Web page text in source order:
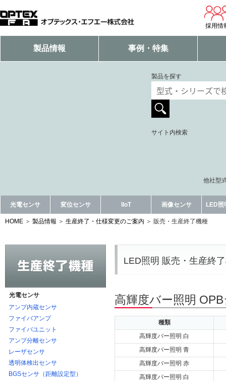
採用情
製品情報 事例・特集
製品を探す
サイト内検索
他社型
光電センサ 変位センサ IIoT 画像センサ LED照
HOME 製品情報 生産終了・仕様変更のご案内 販売・生産終了機種
光電センサ
アンプ内蔵センサ
ファイバアンプ
ファイバユニット
アンプ分離センサ
レーザセンサ
透明体検出センサ
BGSセンサ（距離設定型）
LED照明 販売・生産終
高輝度バー照明
種類
高輝度バー照明 白
高輝度バー照明 青
高輝度バー照明 赤
高輝度バー照明 白